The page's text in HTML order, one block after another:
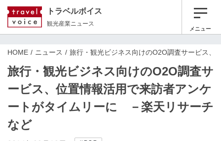
トラベルボイス
観光産業ニュース
メニュー
HOME ニュース 旅行・観光ビジネス向けのO2O調査サービス
旅行・観光ビジネス向けのO2O調査サ
ービス、位置情報活用で来訪者アンケ
ートがタイムリーに －楽天リサーチ
など